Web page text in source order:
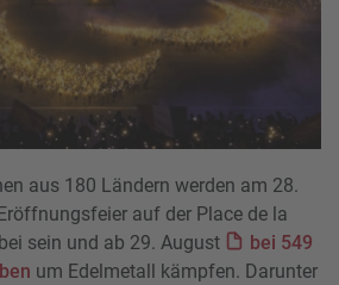
aus 180 Ländern werden am 28.
auf der Place de la
sein und ab 29. August
bei 549
um Edelmetall kämpfen. Darunter